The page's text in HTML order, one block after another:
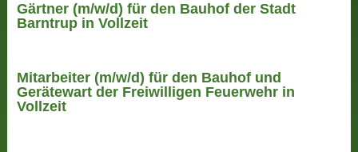
Gärtner (m/w/d) für den Bauhof der Stadt
Barntrup in Vollzeit
Mitarbeiter (m/w/d) für den Bauhof und
Gerätewart der Freiwilligen Feuerwehr in
Vollzeit